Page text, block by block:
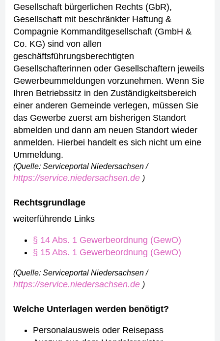
Gesellschaft bürgerlichen Rechts (GbR),
Gesellschaft mit beschränkter Haftung &
Compagnie Kommanditgesellschaft (GmbH &
Co. KG) sind von allen
geschäftsführungsberechtigten
Gesellschafterinnen oder Gesellschaftern jeweils
Gewerbeummeldungen vorzunehmen. Wenn Sie
Ihren Betriebssitz in den Zuständigkeitsbereich
einer anderen Gemeinde verlegen, müssen Sie
das Gewerbe zuerst am bisherigen Standort
abmelden und dann am neuen Standort wieder
anmelden. Hierbei handelt es sich nicht um eine
Ummeldung.
(Quelle: Serviceportal Niedersachsen /
https://service.niedersachsen.de )
Rechtsgrundlage
weiterführende Links
§ 14 Abs. 1 Gewerbeordnung (GewO)
§ 15 Abs. 1 Gewerbeordnung (GewO)
(Quelle: Serviceportal Niedersachsen /
https://service.niedersachsen.de )
Welche Unterlagen werden benötigt?
Personalausweis oder Reisepass